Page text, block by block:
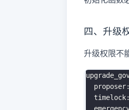
四、升级
升级权限不